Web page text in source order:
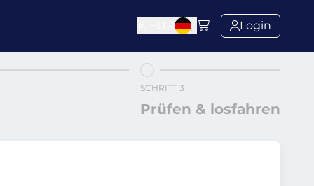
Login
SCHRITT 3
Prüfen & losfahren